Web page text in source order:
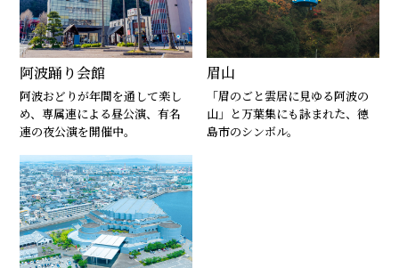
阿波踊り会館
阿波おどりが年間を通して楽し
め、専属連による昼公演、有名
連の夜公演を開催中。
眉山
「眉のごと雲居に見ゆる阿波の
山」と万葉集にも詠まれた、徳
島市のシンボル。